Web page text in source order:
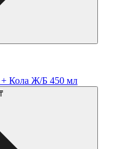
Кола Ж/Б 450 мл